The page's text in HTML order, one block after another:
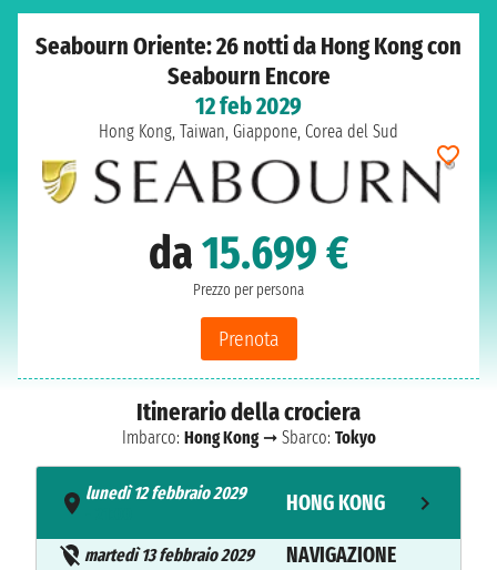
Seabourn Oriente: 26 notti da Hong Kong con
Seabourn Encore
12 feb 2029
Hong Kong, Taiwan, Giappone, Corea del Sud
da15.699 €
Prezzo per persona
Prenota
Itinerario della crociera
Imbarco: Hong Kong➞ Sbarco: Tokyo
lunedì 12 febbraio 2029
HONG KONG
martedì 13 febbraio 2029 NAVIGAZIONE